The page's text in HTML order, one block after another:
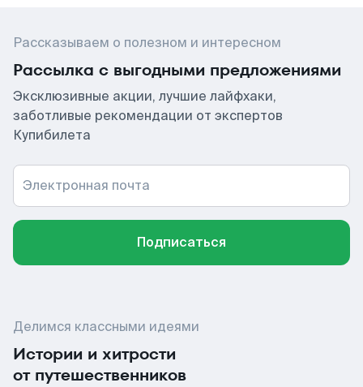
Рассказываем о полезном и интересном
Рассылка с выгодными предложениями
Эксклюзивные акции, лучшие лайфхаки,
заботливые рекомендации от экспертов
Купибилета
Электронная почта
Подписаться
Делимся классными идеями
Истории и хитрости
от путешественников